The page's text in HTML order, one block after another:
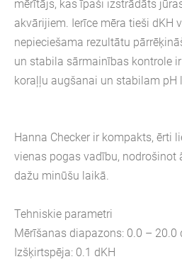
mērītājs, kas īpaši izstrādāts
akvārijiem. Ierīce mēra tieši dKH
nepieciešama rezultātu
un stabila sārmainības kontrole
koraļļu augšanai un stabilam pH
Hanna Checker ir kompakts, ērti
vienas pogas vadību, nodrošinot
dažu minūšu laikā.
Tehniskie parametri
Mērīšanas diapazons: 0.0 – 20.0
Izšķirtspēja: 0.1 dKH